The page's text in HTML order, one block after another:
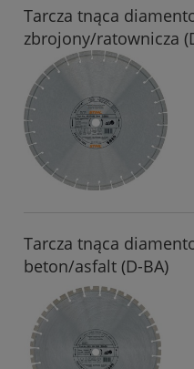
Tarcza tnąca
zbrojony/ratownicza
Tarcza tnąca
beton/asfalt (D-BA)